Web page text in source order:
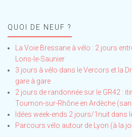
QUOI DE NEUF ?
La Voie Bressane à vélo : 2 jours
Lons-le-Saunier
3 jours à vélo dans le Vercors et la
gare à gare
2 jours de randonnée sur le GR42 :
Tournon-sur-Rhône en Ardèche
Idées week-ends 2 jours/1nuit dans
Parcours vélo autour de Lyon (à la